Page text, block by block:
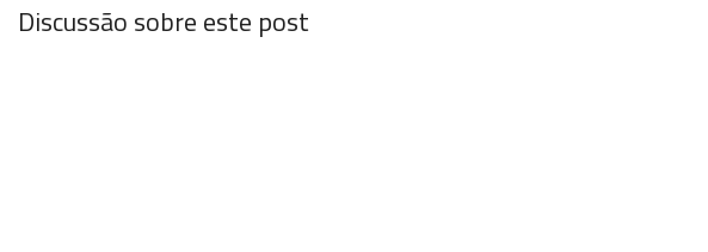
Discussão sobre este post